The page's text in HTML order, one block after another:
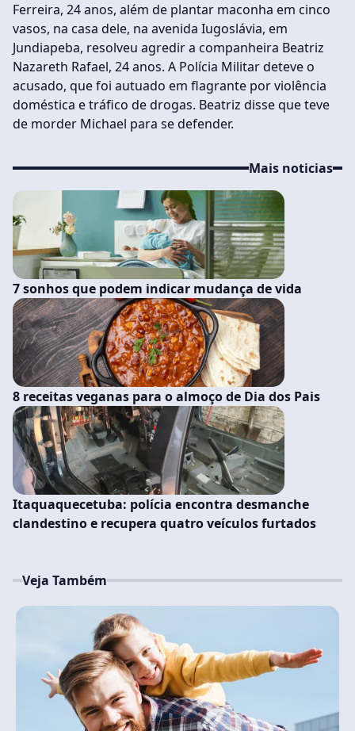
Ferreira, 24 anos, além de plantar maconha em cinco
vasos, na casa dele, na avenida Iugoslávia, em
Jundiapeba, resolveu agredir a companheira Beatriz
Nazareth Rafael, 24 anos. A Polícia Militar deteve o
acusado, que foi autuado em flagrante por violência
doméstica e tráfico de drogas. Beatriz disse que teve
de morder Michael para se defender.
Mais noticias
7 sonhos que podem indicar mudança de vida
8 receitas veganas para o almoço de Dia dos Pais
Itaquaquecetuba: polícia encontra desmanche
clandestino e recupera quatro veículos furtados
Veja Também